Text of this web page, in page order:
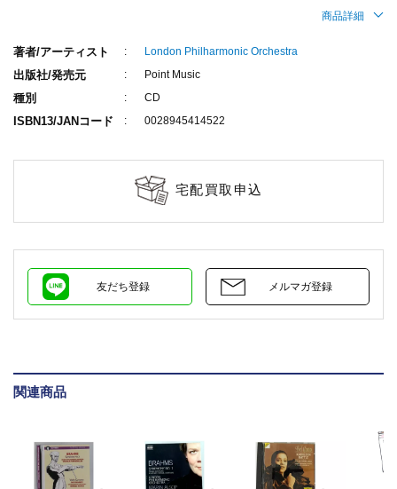
商品詳細
著者/アーティスト London Philharmonic Orchestra
出版社/発売元 Point Music
種別 CD
ISBN13/JANコード 0028945414522
宅配買取申込
友だち登録 メルマガ登録
関連商品